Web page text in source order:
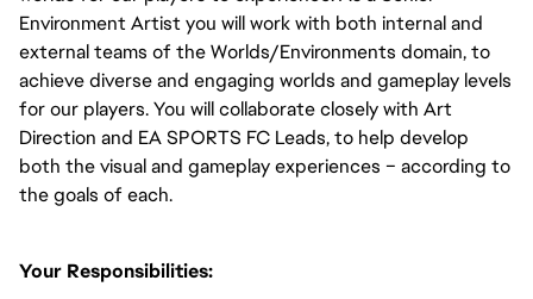
Environment Artist you will work with both internal and
external teams of the Worlds/Environments domain, to
achieve diverse and engaging worlds and gameplay levels
for our players. You will collaborate closely with Art
Direction and EA SPORTS FC Leads, to help develop
both the visual and gameplay experiences – according to
the goals of each.
Your Responsibilities: